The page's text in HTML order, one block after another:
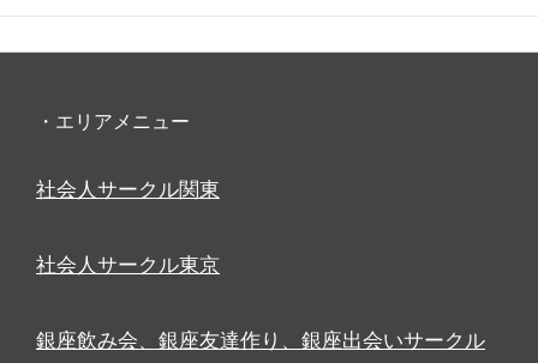
・エリアメニュー
社会人サークル関東
社会人サークル東京
銀座飲み会、銀座友達作り、銀座出会いサークル